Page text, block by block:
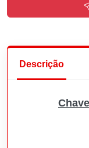
Descrição